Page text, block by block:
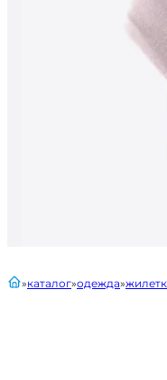
главнаякаталог одежда